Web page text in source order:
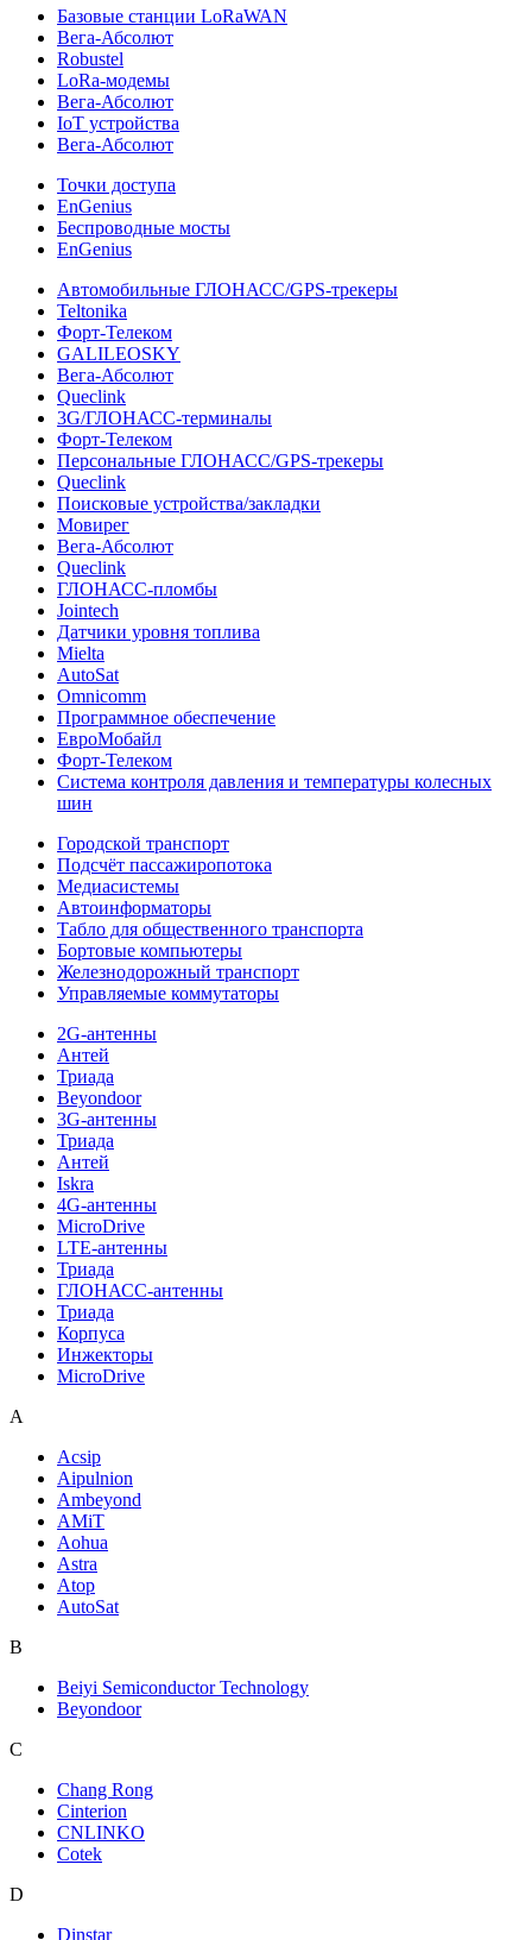
Базовые станции LoRaWAN
Вега-Абсолют
Robustel
LoRa-модемы
Вега-Абсолют
IoT устройства
Вега-Абсолют
Точки доступа
EnGenius
Беспроводные мосты
EnGenius
Автомобильные ГЛОНАСС/GPS-трекеры
Teltonika
Форт-Телеком
GALILEOSKY
Вега-Абсолют
Queclink
3G/ГЛОНАСС-терминалы
Форт-Телеком
Персональные ГЛОНАСС/GPS-трекеры
Queclink
Поисковые устройства/закладки
Мовирег
Вега-Абсолют
Queclink
ГЛОНАСС-пломбы
Jointech
Датчики уровня топлива
Mielta
AutoSat
Omnicomm
Программное обеспечение
ЕвроМобайл
Форт-Телеком
Система контроля давления и температуры колесных
шин
Городской транспорт
Подсчёт пассажиропотока
Медиасистемы
Автоинформаторы
Табло для общественного транспорта
Бортовые компьютеры
Железнодорожный транспорт
Управляемые коммутаторы
2G-антенны
Антей
Триада
Beyondoor
3G-антенны
Триада
Антей
Iskra
4G-антенны
MicroDrive
LTE-антенны
Триада
ГЛОНАСС-антенны
Триада
Корпуса
Инжекторы
MicroDrive
A
Acsip
Aipulnion
Ambeyond
AMiT
Aohua
Astra
Atop
AutoSat
B
Beiyi Semiconductor Technology
Beyondoor
C
Chang Rong
Cinterion
CNLINKO
Cotek
D
Dinstar